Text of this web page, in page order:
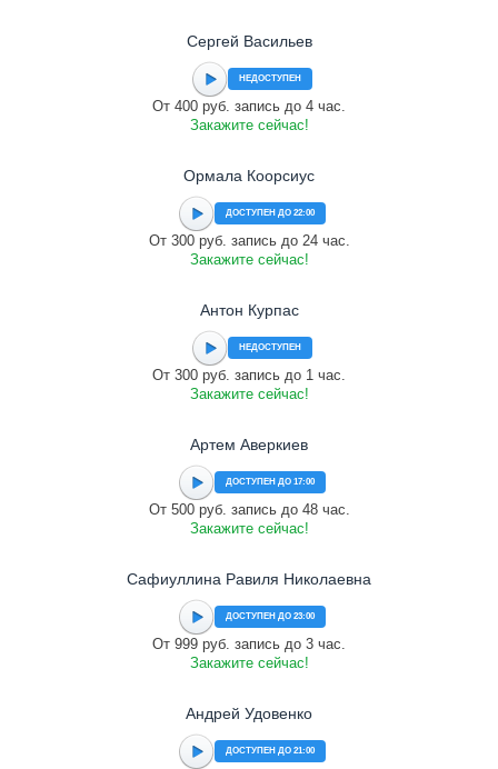
Сергей Васильев
НЕДОСТУПЕН
От 400 руб. запись до 4 час.
Закажите сейчас!
Ормала Коорсиус
ДОСТУПЕН ДО 22:00
От 300 руб. запись до 24 час.
Закажите сейчас!
Антон Курпас
НЕДОСТУПЕН
От 300 руб. запись до 1 час.
Закажите сейчас!
Артем Аверкиев
ДОСТУПЕН ДО 17:00
От 500 руб. запись до 48 час.
Закажите сейчас!
Сафиуллина Равиля Николаевна
ДОСТУПЕН ДО 23:00
От 999 руб. запись до 3 час.
Закажите сейчас!
Андрей Удовенко
ДОСТУПЕН ДО 21:00